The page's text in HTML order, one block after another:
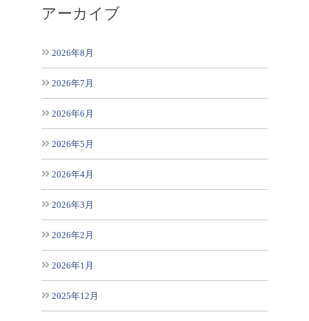
アーカイブ
2026年8月
2026年7月
2026年6月
2026年5月
2026年4月
2026年3月
2026年2月
2026年1月
2025年12月